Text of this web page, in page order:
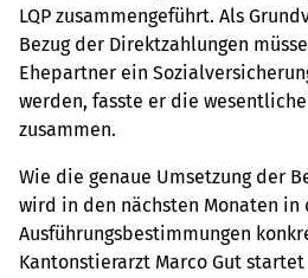
LQP zusammengeführt. Als
Bezug der Direktzahlungen
Ehepartner ein
werden, fasste er die
zusammen.
Wie die genaue Umsetzung der
wird in den nächsten Monaten in
Ausführungsbestimmungen
Kantonstierarzt Marco Gut